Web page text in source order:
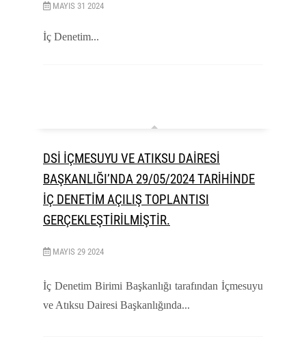
MAYIS 31 2024
İç Denetim...
DSİ İÇMESUYU VE ATIKSU DAİRESİ
BAŞKANLIĞI’NDA 29/05/2024 TARİHİNDE
İÇ DENETİM AÇILIŞ TOPLANTISI
GERÇEKLEŞTİRİLMİŞTİR.
MAYIS 29 2024
İç Denetim Birimi Başkanlığı tarafından İçmesuyu
ve Atıksu Dairesi Başkanlığında...